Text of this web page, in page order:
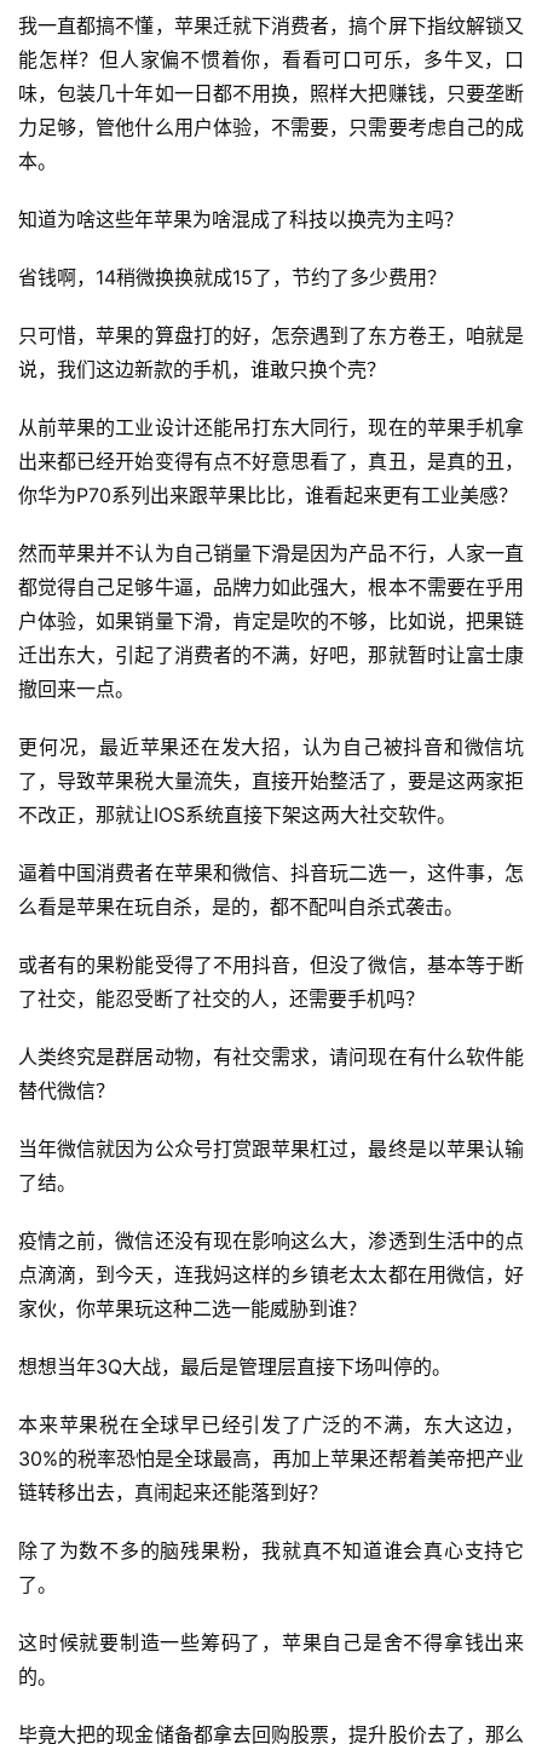
我一直都搞不懂，苹果迁就下消费者，搞个屏下指纹解锁又
能怎样？但人家偏不惯着你，看看可口可乐，多牛叉，口
味，包装几十年如一日都不用换，照样大把赚钱，只要垄断
力足够，管他什么用户体验，不需要，只需要考虑自己的成
本。
知道为啥这些年苹果为啥混成了科技以换壳为主吗？
省钱啊，14稍微换换就成15了，节约了多少费用？
只可惜，苹果的算盘打的好，怎奈遇到了东方卷王，咱就是
说，我们这边新款的手机，谁敢只换个壳？
从前苹果的工业设计还能吊打东大同行，现在的苹果手机拿
出来都已经开始变得有点不好意思看了，真丑，是真的丑，
你华为P70系列出来跟苹果比比，谁看起来更有工业美感？
然而苹果并不认为自己销量下滑是因为产品不行，人家一直
都觉得自己足够牛逼，品牌力如此强大，根本不需要在乎用
户体验，如果销量下滑，肯定是吹的不够，比如说，把果链
迁出东大，引起了消费者的不满，好吧，那就暂时让富士康
撤回来一点。
更何况，最近苹果还在发大招，认为自己被抖音和微信坑
了，导致苹果税大量流失，直接开始整活了，要是这两家拒
不改正，那就让IOS系统直接下架这两大社交软件。
逼着中国消费者在苹果和微信、抖音玩二选一，这件事，怎
么看是苹果在玩自杀，是的，都不配叫自杀式袭击。
或者有的果粉能受得了不用抖音，但没了微信，基本等于断
了社交，能忍受断了社交的人，还需要手机吗？
人类终究是群居动物，有社交需求，请问现在有什么软件能
替代微信？
当年微信就因为公众号打赏跟苹果杠过，最终是以苹果认输
了结。
疫情之前，微信还没有现在影响这么大，渗透到生活中的点
点滴滴，到今天，连我妈这样的乡镇老太太都在用微信，好
家伙，你苹果玩这种二选一能威胁到谁？
想想当年3Q大战，最后是管理层直接下场叫停的。
本来苹果税在全球早已经引发了广泛的不满，东大这边，
30%的税率恐怕是全球最高，再加上苹果还帮着美帝把产业
链转移出去，真闹起来还能落到好？
除了为数不多的脑残果粉，我就真不知道谁会真心支持它
了。
这时候就要制造一些筹码了，苹果自己是舍不得拿钱出来
的。
毕竟大把的现金储备都拿去回购股票，提升股价去了，那么